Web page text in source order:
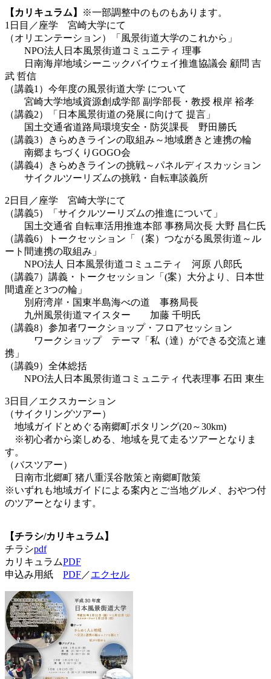
【カリキュラム】
※一部調整中のものもあります。
1日目／座学 宮崎大学にて
（オリエンテーション）「風景街道大学のこれから」
NPO法人日本風景街道コミュニティ 理事
日南海岸地域シーニックバイウェイ推進協議会 顧問 吉
武 哲信
（講義1）今年度の風景街道大学 について
宮崎大学地域資源創成学部 副学部長・教授 根岸 裕孝
（講義2）「日本風景街道の発展に向けて 提言」
国土交通省道路局環境安全・防災課長 野田勝氏
（講義3）きらめきラインの取組み～地域磨きと連携の輪
南郷まちづくりGOGO会
（講義4）きらめきラインの挑戦～パネルディスカッション
サイクルツーリズムの挑戦・自転車談義所
2日目／座学 宮崎大学にて
（講義5）「サイクルツーリズムの推進について」
国土交通省 自転車活用推進本部 事務局次長 大野 昌仁氏
（講義6）トークセッション「（案）つながる風景街道～ル
ート間連携の取組み」
NPO法人 日本風景街道コミュニティ 河原 八郎氏
（講義7）講義・トークセッション「(案）大分より、日本世
間遺産と3つの輪」
別府湾岸・国東半島海べの道 事務局長
九州風景街道マイスター 加藤 千明氏
（講義8）参加者ワークショップ・フロアセッション
ワークショップ テーマ「私（達）ができる交流と連
携」
（講義9）全体総括
NPO法人日本風景街道コミュニティ 代表理事 石田 東生
3日目／エクスカーション
（サイクリングツアー）
地域ガイドとめぐる南郷町ポタリング(20～30km)
※初心者から楽しめる、地域を見て走るツアーとなりま
す。
（バスツアー）
日南市北郷町 猪八重渓谷散策と南郷町散策
※いずれも地域ガイドによる案内とご当地グルメ、おやつ付
のツアーとなります。
【チラシ/カリキュラム】
チラシpdf
カリキュラムPDF
申込み用紙 PDF／エクセル